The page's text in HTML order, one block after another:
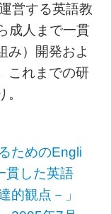
営する英語教
成人まで一貫
み）開発およ
これまでの研
ためのEngli
貫した英語
的観点－」